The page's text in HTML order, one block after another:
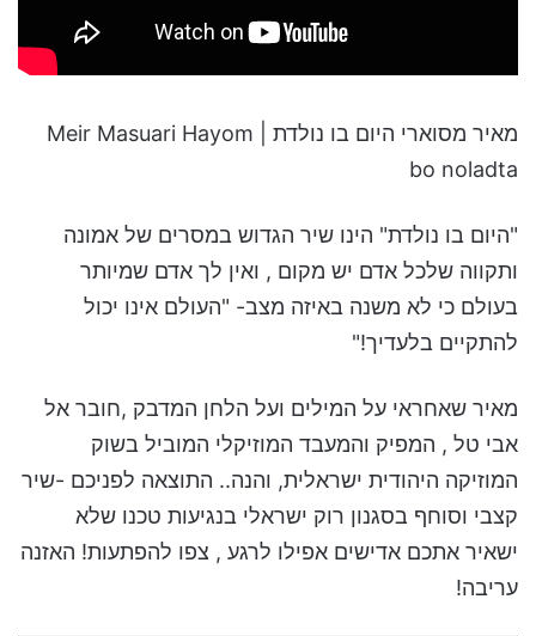
מאיר מסוארי היום בו נולדת | Meir Masuari Hayom
bo noladta
"היום בו נולדת" הינו שיר הגדוש במסרים של אמונה
ותקווה שלכל אדם יש מקום , ואין לך אדם שמיותר
בעולם כי לא משנה באיזה מצב- "העולם אינו יכול
להתקיים בלעדיך!"
מאיר שאחראי על המילים ועל הלחן המדבק ,חובר אל
אבי טל , המפיק והמעבד המוזיקלי המוביל בשוק
המוזיקה היהודית ישראלית, והנה.. התוצאה לפניכם -שיר
קצבי וסוחף בסגנון רוק ישראלי בנגיעות טכנו שלא
ישאיר אתכם אדישים אפילו לרגע , צפו להפתעות! האזנה
עריבה!